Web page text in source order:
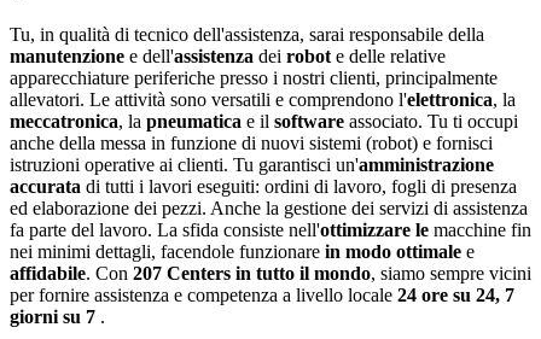
Tu, in qualità di tecnico dell'assistenza, sarai responsabile della
manutenzione e dell'assistenza dei robot e delle relative
apparecchiature periferiche presso i nostri clienti, principalmente
allevatori. Le attività sono versatili e comprendono l'elettronica, la
meccatronica, la pneumatica e il software associato. Tu ti occupi
anche della messa in funzione di nuovi sistemi (robot) e fornisci
istruzioni operative ai clienti. Tu garantisci un'amministrazione
accurata di tutti i lavori eseguiti: ordini di lavoro, fogli di presenza
ed elaborazione dei pezzi. Anche la gestione dei servizi di assistenza
fa parte del lavoro. La sfida consiste nell'ottimizzare le macchine fin
nei minimi dettagli, facendole funzionare in modo ottimale e
affidabile. Con 207 Centers in tutto il mondo, siamo sempre vicini
per fornire assistenza e competenza a livello locale 24 ore su 24, 7
giorni su 7 .